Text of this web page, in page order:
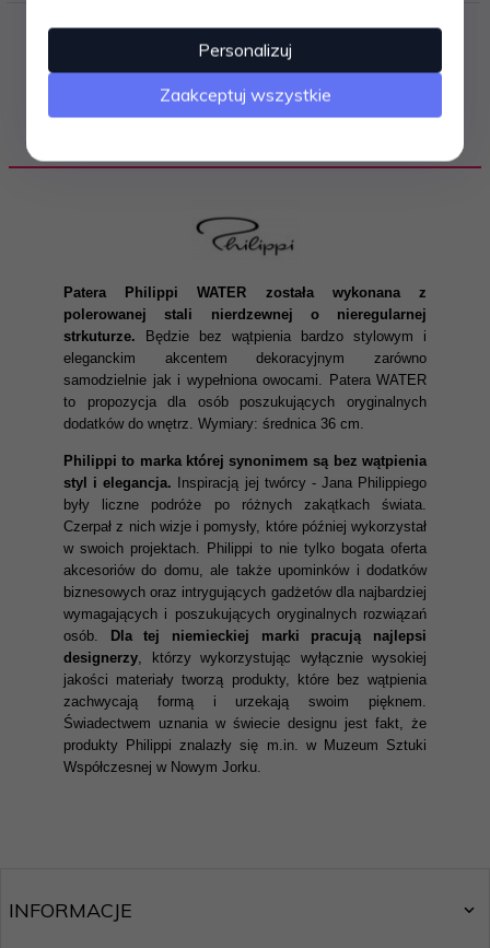
OPIS PRODUKTU
Patera Philippi WATER została wykonana z
polerowanej stali nierdzewnej o nieregularnej
strkuturze.
Będzie bez wątpienia bardzo stylowym i
eleganckim akcentem dekoracyjnym zarówno
samodzielnie jak i wypełniona owocami. Patera WATER
to propozycja dla osób poszukujących oryginalnych
dodatków do wnętrz. Wymiary: średnica 36 cm.
Philippi to marka której synonimem są bez wątpienia
styl i elegancja. Inspiracją jej twórcy - Jana Philippiego
były liczne podróże po różnych zakątkach świata.
Czerpał z nich wizje i pomysły, które później wykorzystał
w swoich projektach. Philippi to nie tylko bogata oferta
akcesoriów do domu, ale także upominków i dodatków
biznesowych oraz intrygujących gadżetów dla najbardziej
wymagających i poszukujących oryginalnych rozwiązań
osób.
Dla tej niemieckiej marki pracują najlepsi
designerzy, którzy wykorzystując wyłącznie wysokiej
jakości materiały tworzą produkty, które bez wątpienia
zachwycają formą i urzekają swoim pięknem.
Świadectwem uznania w świecie designu jest fakt, że
produkty Philippi znalazły się m.in. w Muzeum Sztuki
Współczesnej w Nowym Jorku.
INFORMACJE
Personalizuj
Zaakceptuj wszystkie